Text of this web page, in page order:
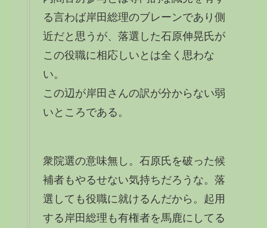
る言わば岸田総理のブレーンであり側
近だと思うが、落選した石原伸晃氏が
この役職に相応しいとは全く思わな
い。
この辺が岸田さんの訳が分からない弱
いところである。
衆院選の意味無し。石原氏を破った候
補者もやるせない気持ちだろうな。落
選しても役職に就けるんだから。起用
する岸田総理も有権者を馬鹿にしてる